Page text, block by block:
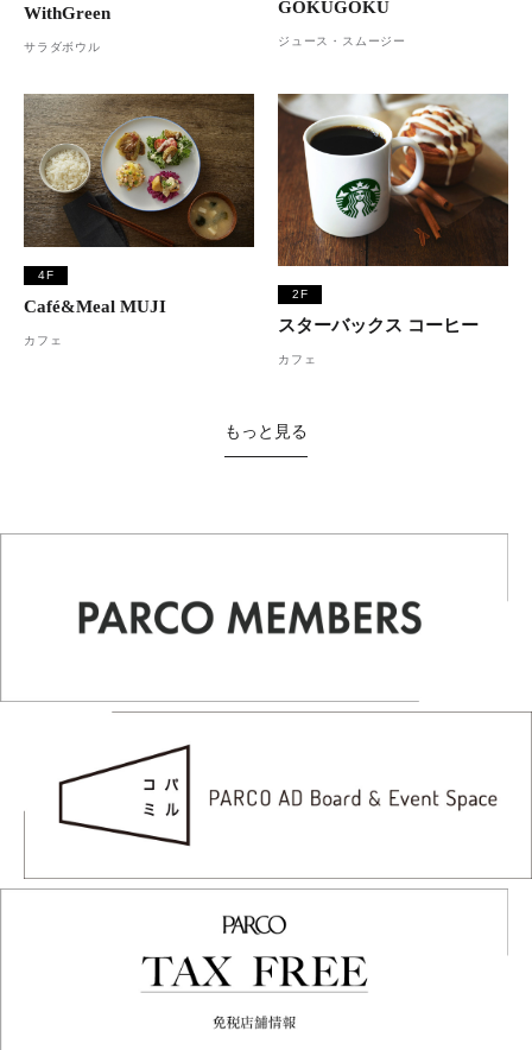
WithGreen
サラダボウル
GOKUGOKU
ジュース・スムージー
4F
Café&Meal MUJI
カフェ
2F
スターバックス コーヒー
カフェ
もっと見る